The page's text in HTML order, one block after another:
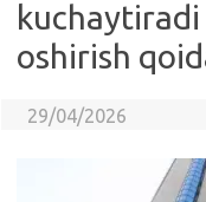
oshirish
29/04/2026